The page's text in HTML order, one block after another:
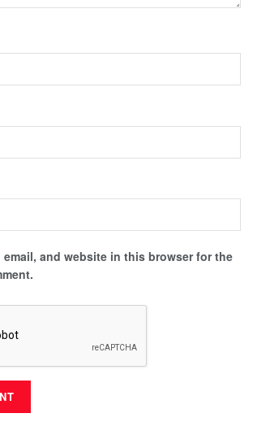
email, and website in this browser for the